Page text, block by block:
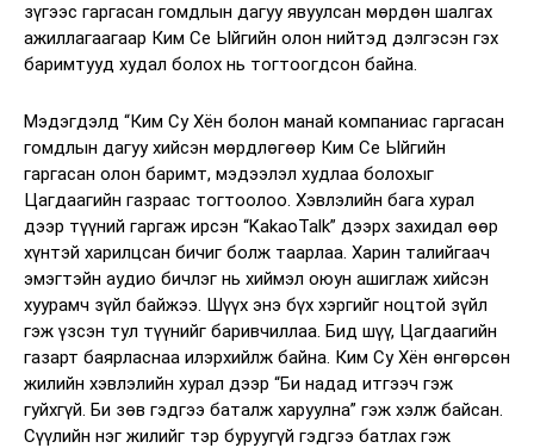
зүгээс гаргасан гомдлын дагуу явуулсан мөрдөн шалгах
ажиллагаагаар Ким Се Ыйгийн олон нийтэд дэлгэсэн гэх
баримтууд худал болох нь тогтоогдсон байна.
Мэдэгдэлд “Ким Су Хён болон манай компаниас гаргасан
гомдлын дагуу хийсэн мөрдлөгөөр Ким Се Ыйгийн
гаргасан олон баримт, мэдээлэл худлаа болохыг
Цагдаагийн газраас тогтоолоо. Хэвлэлийн бага хурал
дээр түүний гаргаж ирсэн “KakaoTalk” дээрх захидал өөр
хүнтэй харилцсан бичиг болж таарлаа. Харин талийгаач
эмэгтэйн аудио бичлэг нь хиймэл оюун ашиглаж хийсэн
хуурамч зүйл байжээ. Шүүх энэ бүх хэргийг ноцтой зүйл
гэж үзсэн тул түүнийг баривчиллаа. Бид шүү, Цагдаагийн
газарт баярласнаа илэрхийлж байна. Ким Су Хён өнгөрсөн
жилийн хэвлэлийн хурал дээр “Би надад итгээч гэж
гуйхгүй. Би зөв гэдгээ баталж харуулна” гэж хэлж байсан.
Сүүлийн нэг жилийг тэр буруугүй гэдгээ батлах гэж